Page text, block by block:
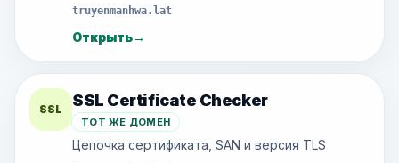
truyenmanhwa.lat
Открыть→
SSL SSL Certificate Checker
ТОТ ЖЕ ДОМЕН
Цепочка сертификата, SAN и версия TLS